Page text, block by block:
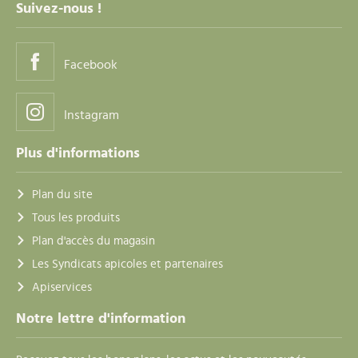
Suivez-nous !
Facebook
Instagram
Plus d'informations
Plan du site
Tous les produits
Plan d'accès du magasin
Les Syndicats apicoles et partenaires
Apiservices
Notre lettre d'information